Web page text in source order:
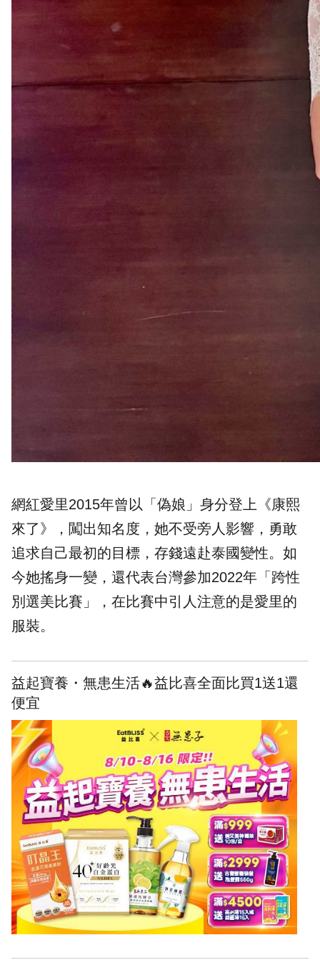
網紅愛里2015年曾以「偽娘」身分登上《康熙
來了》，闖出知名度，她不受旁人影響，勇敢
追求自己最初的目標，存錢遠赴泰國變性。如
今她搖身一變，還代表台灣參加2022年「跨性
別選美比賽」，在比賽中引人注意的是愛里的
服裝。
益起寶養・無患生活🔥益比喜全面比買1送1還
便宜